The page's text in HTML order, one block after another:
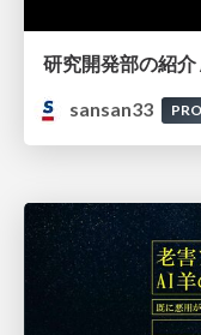
研究開発部の紹
sansan33
PRO